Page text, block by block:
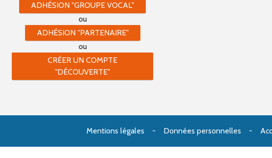
ADHÉSION "GROUPE VOCAL"
ou
ADHÉSION "PARTENAIRE"
ou
CRÉER UN COMPTE
"DÉCOUVERTE"
Mentions légales Données personnelles